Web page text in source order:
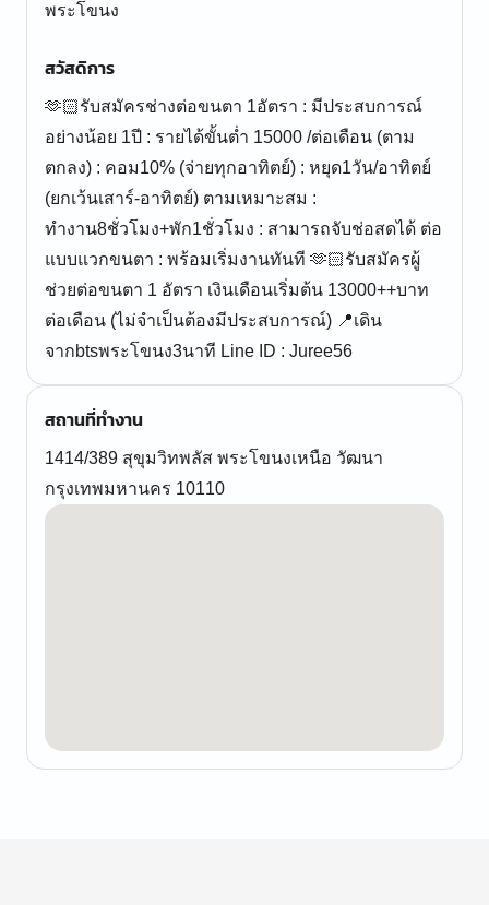
พระโขนง
สวัสดิการ
🫶🏻รับสมัครช่างต่อขนตา 1อัตรา : มีประสบการณ์
อย่างน้อย 1ปี : รายได้ขั้นต่ำ 15000 /ต่อเดือน (ตาม
ตกลง) : คอม10% (จ่ายทุกอาทิตย์) : หยุด1วัน/อาทิตย์
(ยกเว้นเสาร์-อาทิตย์) ตามเหมาะสม :
ทำงาน8ชั่วโมง+พัก1ชั่วโมง : สามารถจับช่อสดได้ ต่อ
แบบแวกขนตา : พร้อมเริ่มงานทันที 🫶🏻รับสมัครผู้
ช่วยต่อขนตา 1 อัตรา เงินเดือนเริ่มต้น 13000++บาท
ต่อเดือน (ไม่จำเป็นต้องมีประสบการณ์) 📍เดิน
จากbtsพระโขนง3นาที Line ID : Juree56
สถานที่ทำงาน
1414/389 สุขุมวิทพลัส พระโขนงเหนือ วัฒนา
กรุงเทพมหานคร 10110